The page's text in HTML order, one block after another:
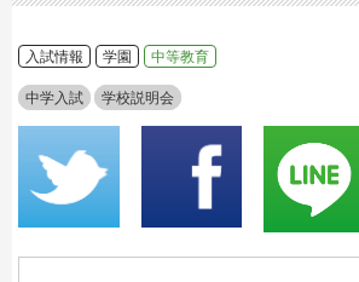
入試情報 学園 中等教育
中学入試 学校説明会